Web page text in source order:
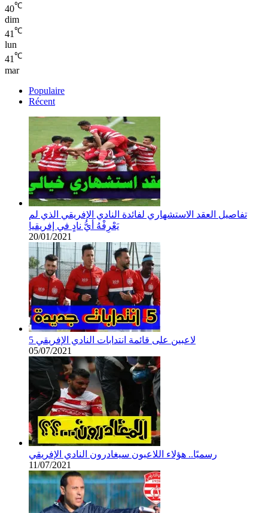
40℃
dim
41℃
lun
41℃
mar
Populaire
Récent
تفاصيل العقد الاستشهاري لفائدة النادي الإفريقي الذي لم
يَعْرِفْهُ أيُّ نادٍ في إفريقيا
20/01/2021
5 لاعبين على قائمة انتدابات النادي الإفريقي
05/07/2021
رسميًا.. هؤلاء اللاعبون سيغادرون النادي الإفريقي
11/07/2021